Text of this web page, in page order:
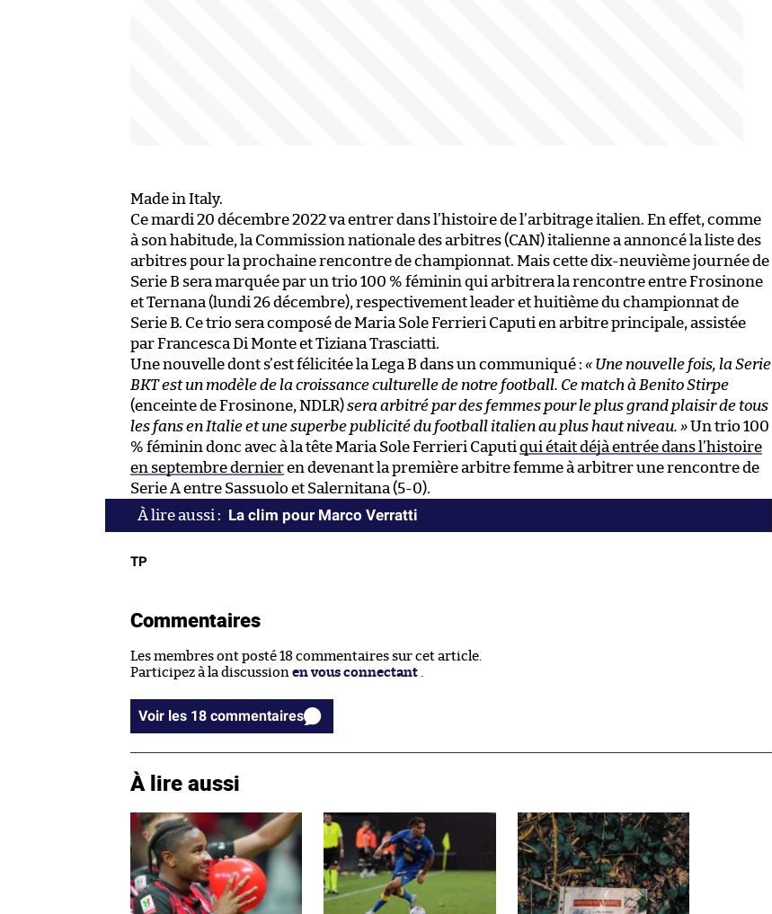
Made in Italy.
Ce mardi 20 décembre 2022 va entrer dans l’histoire de l’arbitrage italien. En effet, comme
à son habitude, la Commission nationale des arbitres (CAN) italienne a annoncé la liste des
arbitres pour la prochaine rencontre de championnat. Mais cette dix-neuvième journée de
Serie B sera marquée par un trio 100 % féminin qui arbitrera la rencontre entre Frosinone
et Ternana (lundi 26 décembre), respectivement leader et huitième du championnat de
Serie B. Ce trio sera composé de Maria Sole Ferrieri Caputi en arbitre principale, assistée
par Francesca Di Monte et Tiziana Trasciatti.
Une nouvelle dont s’est félicitée la Lega B dans un communiqué : « Une nouvelle fois, la Serie
BKT est un modèle de la croissance culturelle de notre football. Ce match à Benito Stirpe
(enceinte de Frosinone, NDLR)sera arbitré par des femmes pour le plus grand plaisir de tous
les fans en Italie et une superbe publicité du football italien au plus haut niveau. »Un trio 100
% féminin donc avec à la tête Maria Sole Ferrieri Caputi qui était déjà entrée dans l’histoire
en septembre dernieren devenant la première arbitre femme à arbitrer une rencontre de
Serie A entre Sassuolo et Salernitana (5-0).
La clim pour Marco Verratti
TP
Commentaires
Les membres ont posté 18 commentaires sur cet article.
Participez à la discussion en vous connectant .
Voir les 18 commentaires
À lire aussi